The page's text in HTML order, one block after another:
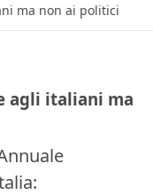
ma non ai politici
agli italiani ma